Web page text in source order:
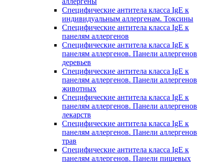
Специфические антитела класса IgE к
индивидуальным аллергенам. Токсины
Специфические антитела класса IgE к
панелям аллергенов
Специфические антитела класса IgE к
панелям аллергенов. Панели аллергенов
деревьев
Специфические антитела класса IgE к
панелям аллергенов. Панели аллергенов
животных
Специфические антитела класса IgE к
панелям аллергенов. Панели аллергенов
лекарств
Специфические антитела класса IgE к
панелям аллергенов. Панели аллергенов
трав
Специфические антитела класса IgE к
панелям аллергенов. Панели пищевых